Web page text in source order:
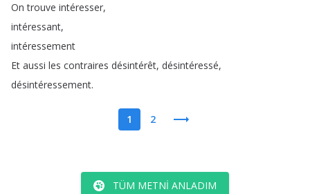
On trouve intéresser,
intéressant,
intéressement
Et aussi les contraires désintérêt, désintéressé,
désintéressement.
1 2
TÜM METNI ANLADIM